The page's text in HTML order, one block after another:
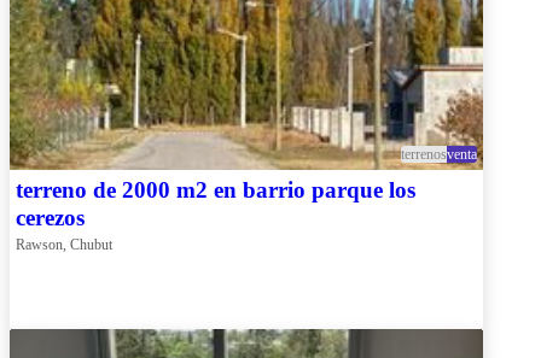
terrenosventa
terreno de 2000 m2 en barrio parque los
cerezos
Rawson, Chubut